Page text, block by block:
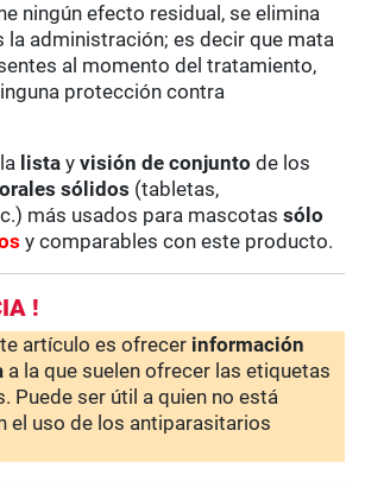
ningún efecto residual, se elimina
la administración; es decir que mata
al momento del tratamiento,
protección contra
lista yvisión de conjunto de los
orales sólidos (tabletas,
más usados para mascotassólo
y comparables con este producto.
!
artículo es ofrecer información
a la que suelen ofrecer las etiquetas
Puede ser útil a quien no está
el uso de los antiparasitarios